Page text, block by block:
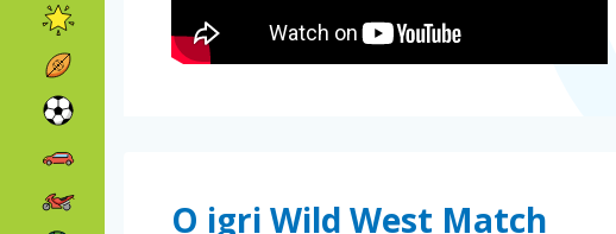
O igri Wild West Match